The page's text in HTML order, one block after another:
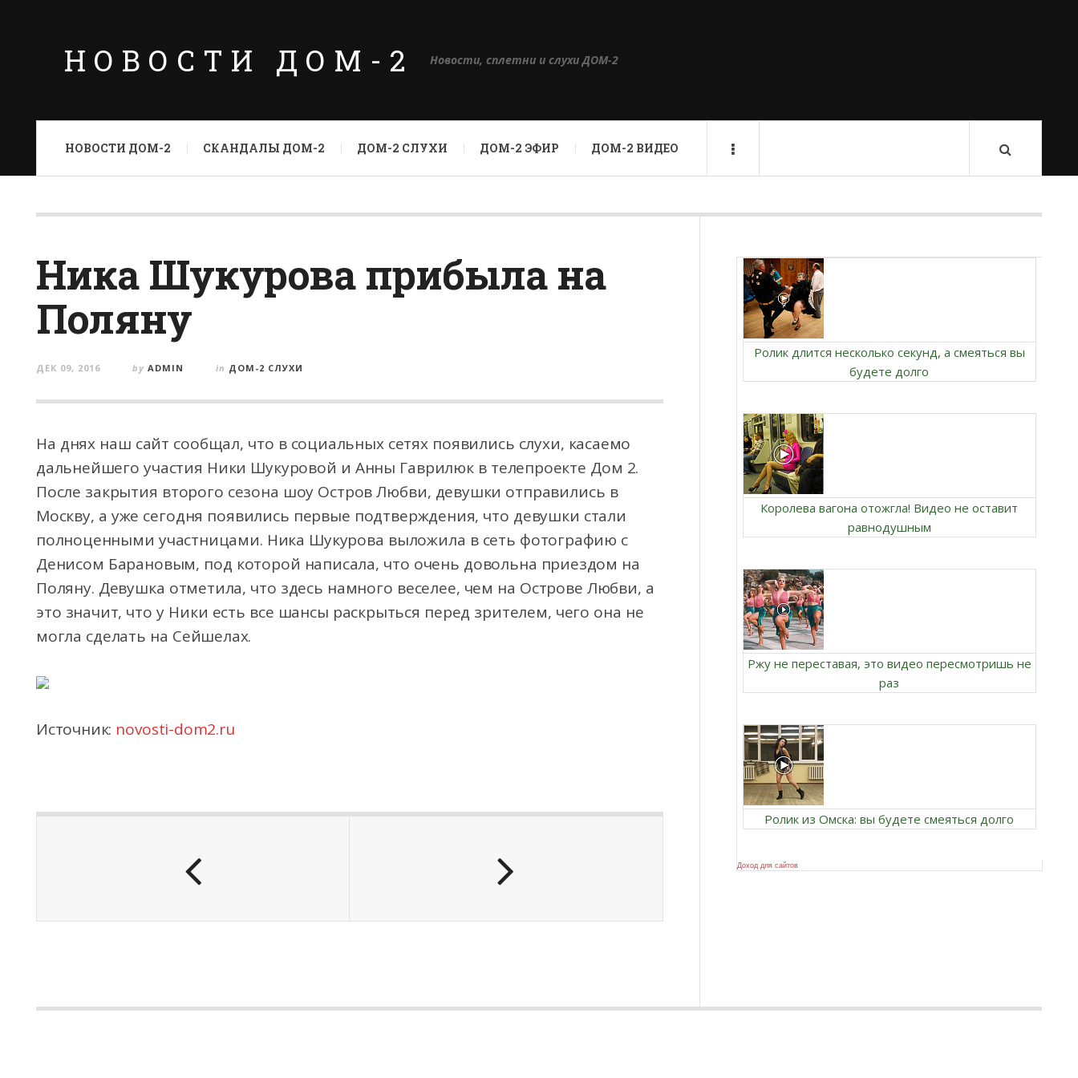
НОВОСТИ ДОМ-2 Новости, сплетни и слухи ДОМ-2
НОВОСТИ ДОМ-2 СКАНДАЛЫ ДОМ-2 ДОМ-2 СЛУХИ ДОМ-2 ЭФИР ДОМ-2 ВИДЕО
Ника Шукурова прибыла на
Поляну
ДЕК 09, 2016 by ADMIN in ДОМ-2 СЛУХИ
На днях наш сайт сообщал, что в социальных сетях появились слухи, касаемо
дальнейшего участия Ники Шукуровой и Анны Гаврилюк в телепроекте Дом 2.
После закрытия второго сезона шоу Остров Любви, девушки отправились в
Москву, а уже сегодня появились первые подтверждения, что девушки стали
полноценными участницами. Ника Шукурова выложила в сеть фотографию с
Денисом Барановым, под которой написала, что очень довольна приездом на
Поляну. Девушка отметила, что здесь намного веселее, чем на Острове Любви, а
это значит, что у Ники есть все шансы раскрыться перед зрителем, чего она не
могла сделать на Сейшелах.
Источник: novosti-dom2.ru
Ролик длится несколько секунд, а смеяться вы
будете долго
Королева вагона отожгла! Видео не оставит
равнодушным
Ржу не переставая, это видео пересмотришь не
раз
Ролик из Омска: вы будете смеяться долго
Доход для сайтов